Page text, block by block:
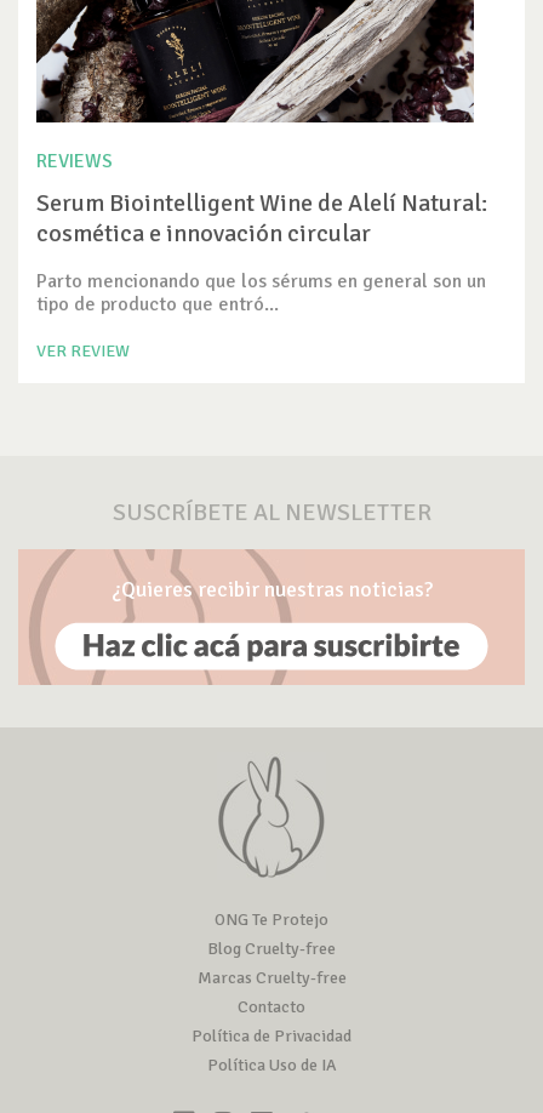
REVIEWS
Serum Biointelligent Wine de Alelí Natural:
cosmética e innovación circular
Parto mencionando que los sérums en general son un
tipo de producto que entró...
VER REVIEW
SUSCRÍBETE AL NEWSLETTER
¿Quieres recibir nuestras noticias?
ONG Te Protejo
Blog Cruelty-free
Marcas Cruelty-free
Contacto
Política de Privacidad
Política Uso de IA